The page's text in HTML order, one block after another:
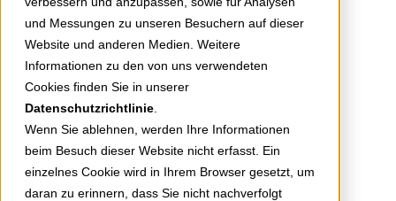
und Messungen zu unseren Besuchern auf dieser
Website und anderen Medien. Weitere
Informationen zu den von uns verwendeten
Cookies finden Sie in unserer
Datenschutzrichtlinie
Wenn Sie ablehnen, werden Ihre Informationen
beim Besuch dieser Website nicht erfasst. Ein
einzelnes Cookie wird in Ihrem Browser gesetzt, um
daran zu erinnern, dass Sie nicht nachverfolgt
zurück zur Übersicht